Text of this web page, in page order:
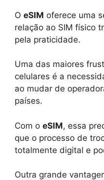
O eSIM oferece uma
relação ao SIM físico
pela praticidade.
Uma das maiores
celulares é a
ao mudar de
países.
Com o eSIM, essa
que o processo de
totalmente digital e
Outra grande